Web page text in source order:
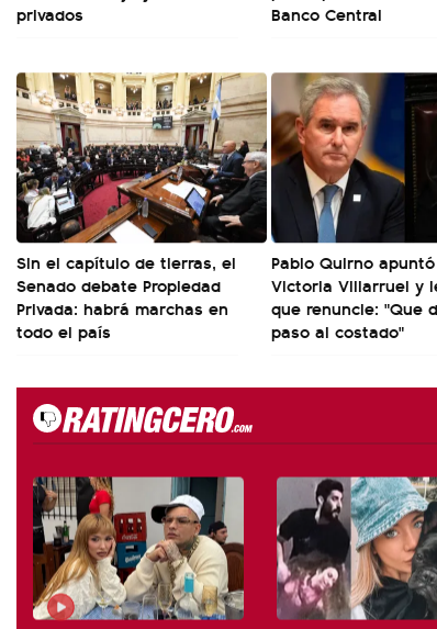
privados
Banco Central
Sin el capítulo de tierras, el
Senado debate Propiedad
Privada: habrá marchas en
todo el país
Pablo Quirno
Victoria Villarruel y
que renuncie: "Que
paso al costado"